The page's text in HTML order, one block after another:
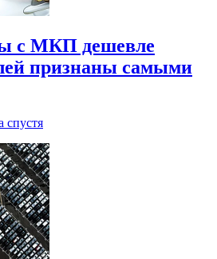
с МКП дешевле
признаны самыми
спустя